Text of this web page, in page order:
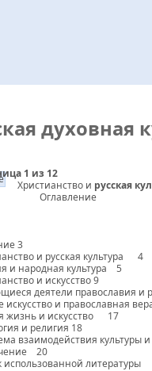
духовная
1 из 12
Христианство и русская
3
и русская культура 4
и народная культура 5
и искусство 9
деятели православия и
искусство и православная
жизнь и искусство 17
и религия 18
взаимодействия
20
использованной литературы